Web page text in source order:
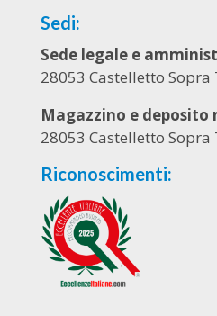
Sedi:
Sede legale e
28053 Castelletto Sopra
Magazzino e deposito
28053 Castelletto Sopra
Riconoscimenti: